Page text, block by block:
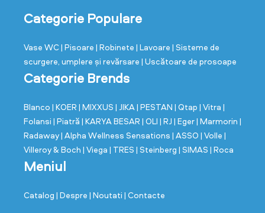
Categorie Populare
Vase WC| Pisoare | Robinete | Lavoare | Sisteme de
scurgere, umplere și revărsare | Uscătoare de prosoape
Categorie Brends
Blanco | KOER | MIXXUS | JIKA| PESTAN | Qtap | Vitra |
Folansi | Piatră | KARYA BESAR | OLI | RJ | Eger| Marmorin |
Radaway| Alpha Wellness Sensations | ASSO | Volle |
Villeroy & Boch | Viega | TRES | Steinberg | SIMAS | Roca
Meniul
Catalog | Despre | Noutati | Contacte